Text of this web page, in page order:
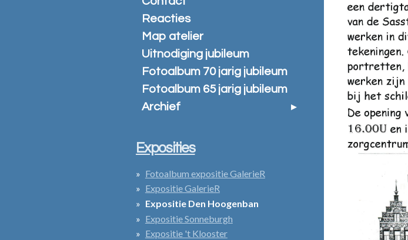
Reacties
Map atelier
Uitnodiging jubileum
Fotoalbum 70 jarig jubileum
Fotoalbum 65 jarig jubileum
Archief
Exposities
Fotoalbum expositie GalerieR
Expositie GalerieR
Expositie Den Hoogenban
Expositie Sonneburgh
Expositie 't Klooster